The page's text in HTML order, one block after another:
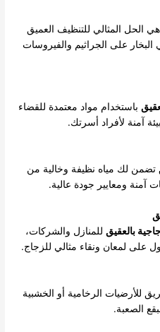
هي الحل المثالي للتنظيف العميق
على الجراثيم والفيروسات
باستخدام مواد معتمدة للقضاء
آمنة لأفراد أسرتك.
تضمن لك مياه نظيفة وخالية من
آمنة ومعايير جودة عالية.
بالعقيق للمنازل والشركات،
لمعان ونقاء مثالي للزجاج.
للأرضيات الرخامية أو الخشبية
الصعبة.